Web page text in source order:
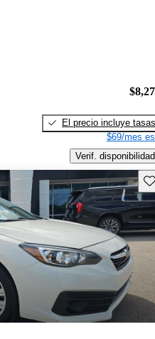
El precio incluye tasas
$69/mes
Verif. disponibilidad